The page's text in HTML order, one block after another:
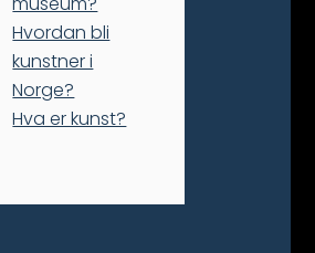
Hvordan bli
kunstner i
Norge?
Hva er kunst?